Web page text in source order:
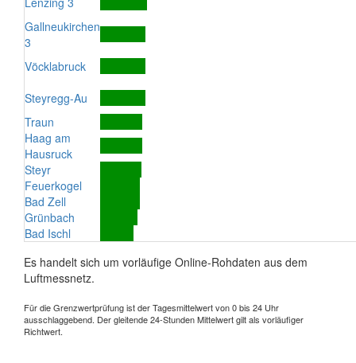
Gallneukirchen
3
Vöcklabruck
Steyregg-Au
Traun
Haag am
Hausruck
Steyr
Feuerkogel
Bad Zell
Grünbach
Bad Ischl
Es handelt sich um vorläufige Online-Rohdaten aus dem
Luftmessnetz.
Für die Grenzwertprüfung ist der Tagesmittelwert von 0 bis 24 Uhr
ausschlaggebend. Der gleitende 24-Stunden Mittelwert gilt als vorläufiger
Richtwert.